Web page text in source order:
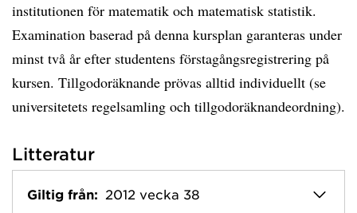
institutionen för matematik och matematisk statistik.
Examination baserad på denna kursplan garanteras under
minst två år efter studentens förstagångsregistrering på
kursen. Tillgodoräknande prövas alltid individuellt (se
universitetets regelsamling och tillgodoräknandeordning).
Litteratur
Giltig från: 2012 vecka 38